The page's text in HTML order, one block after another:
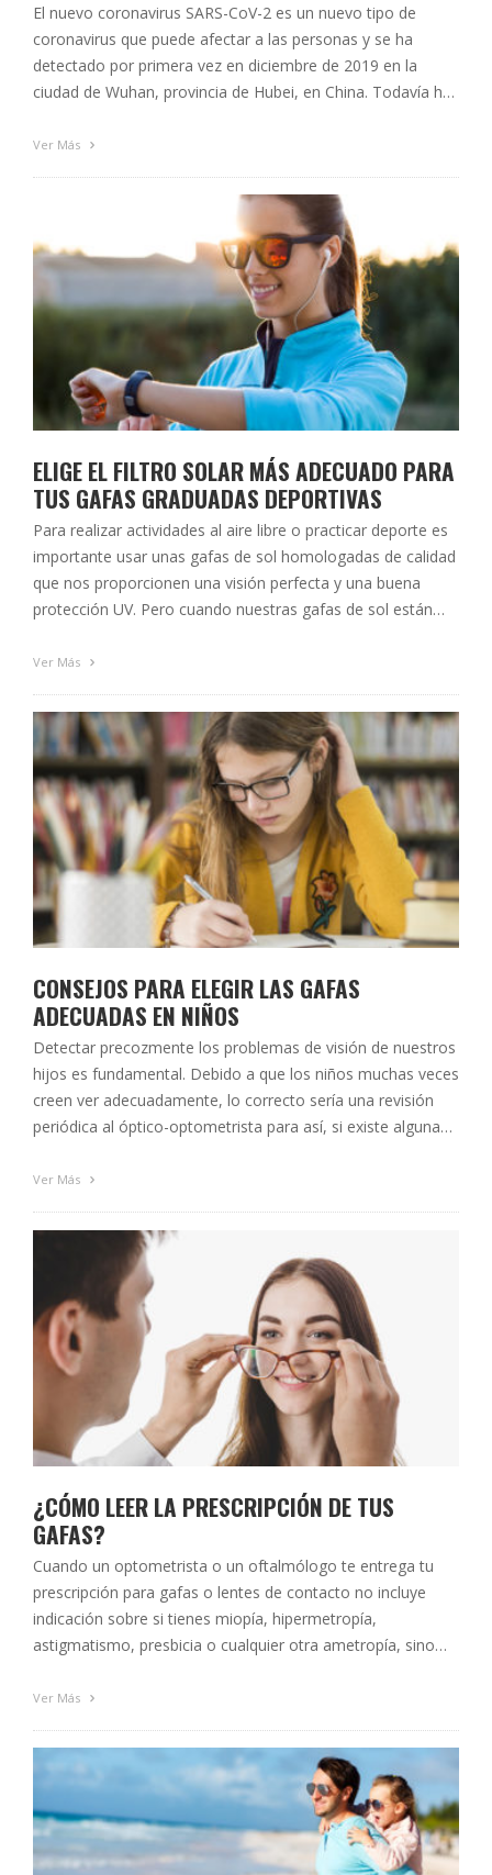
El nuevo coronavirus SARS-CoV-2 es un nuevo tipo de
coronavirus que puede afectar a las personas y se ha
detectado por primera vez en diciembre de 2019 en la
ciudad de Wuhan, provincia de Hubei, en China. Todavía hay
enfermedad que produce: COVID-191. Parece que la …
Ver Más
ELIGE EL FILTRO SOLAR MÁS ADECUADO PARA
TUS GAFAS GRADUADAS DEPORTIVAS
Para realizar actividades al aire libre o practicar deporte es
importante usar unas gafas de sol homologadas de calidad
que nos proporcionen una visión perfecta y una buena
protección UV. Pero cuando nuestras gafas de sol están
de filtro o color de lente solar debemos escoger? Para los
Ver Más
CONSEJOS PARA ELEGIR LAS GAFAS
ADECUADAS EN NIÑOS
Detectar precozmente los problemas de visión de nuestros
hijos es fundamental. Debido a que los niños muchas veces
creen ver adecuadamente, lo correcto sería una revisión
periódica al óptico-optometrista para así, si existe alguna
uno de los métodos de compensación más habituales. A
Ver Más
¿CÓMO LEER LA PRESCRIPCIÓN DE TUS
GAFAS?
Cuando un optometrista o un oftalmólogo te entrega tu
prescripción para gafas o lentes de contacto no incluye
indicación sobre si tienes miopía, hipermetropía,
astigmatismo, presbicia o cualquier otra ametropía, sino
expresan en dioptrías (D) y otros dígitos los valores
Ver Más